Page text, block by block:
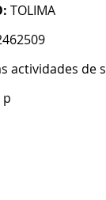
TOLIMA
actividades de
p